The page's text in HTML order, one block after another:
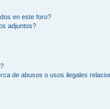
en este foro?
adjuntos?
de abusos o usos ilegales